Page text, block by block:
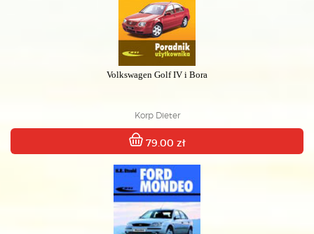
Volkswagen Golf IV i Bora
Korp Dieter
79.00 zł